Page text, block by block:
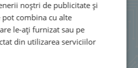
ALL MO
noștri de publicitate și
pot combina cu alte
le-ați furnizat sau pe
din utilizarea serviciilor